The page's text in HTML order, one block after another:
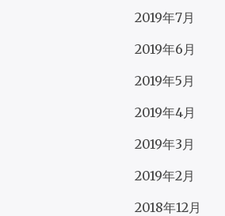
2019年7月
2019年6月
2019年5月
2019年4月
2019年3月
2019年2月
2018年12月